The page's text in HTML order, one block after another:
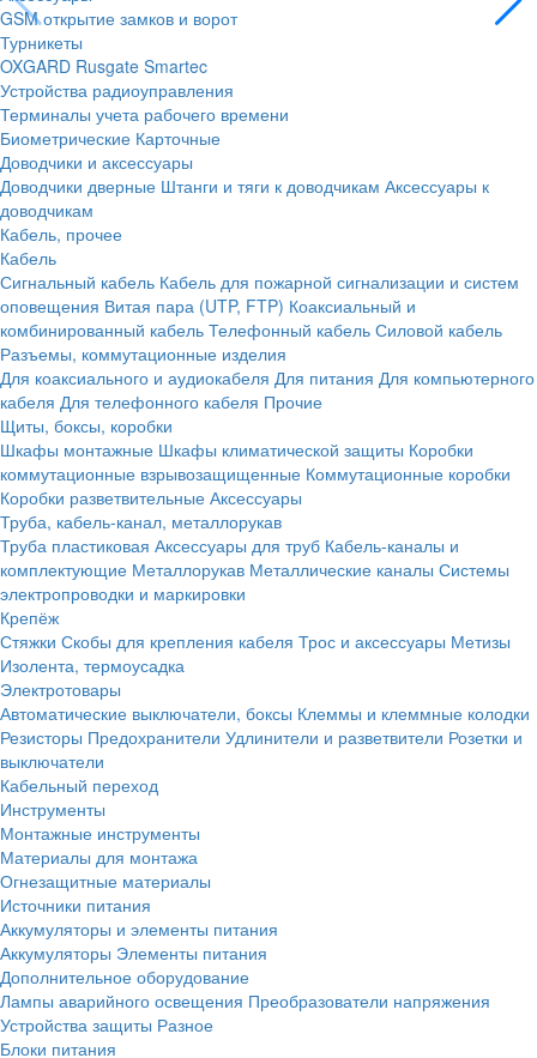
GSM открытие замков и ворот
Турникеты
OXGARD Rusgate Smartec
Устройства радиоуправления
Терминалы учета рабочего времени
Биометрические Карточные
Доводчики и аксессуары
Доводчики дверные Штанги и тяги к доводчикам Аксессуары к
доводчикам
Кабель, прочее
Кабель
Сигнальный кабель Кабель для пожарной сигнализации и систем
оповещения Витая пара (UTP, FTP) Коаксиальный и
комбинированный кабель Телефонный кабель Силовой кабель
Разъемы, коммутационные изделия
Для коаксиального и аудиокабеля Для питания Для компьютерного
кабеля Для телефонного кабеля Прочие
Щиты, боксы, коробки
Шкафы монтажные Шкафы климатической защиты Коробки
коммутационные взрывозащищенные Коммутационные коробки
Коробки разветвительные Аксессуары
Труба, кабель-канал, металлорукав
Труба пластиковая Аксессуары для труб Кабель-каналы и
комплектующие Металлорукав Металлические каналы Системы
электропроводки и маркировки
Крепёж
Стяжки Скобы для крепления кабеля Трос и аксессуары Метизы
Изолента, термоусадка
Электротовары
Автоматические выключатели, боксы Клеммы и клеммные колодки
Резисторы Предохранители Удлинители и разветвители Розетки и
выключатели
Кабельный переход
Инструменты
Монтажные инструменты
Материалы для монтажа
Огнезащитные материалы
Источники питания
Аккумуляторы и элементы питания
Аккумуляторы Элементы питания
Дополнительное оборудование
Лампы аварийного освещения Преобразователи напряжения
Устройства защиты Разное
Блоки питания